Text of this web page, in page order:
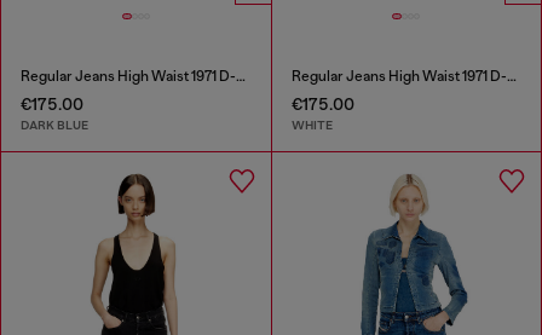
Regular Jeans High Waist 1971 D-Sent
€175.00
DARK BLUE
Regular Jeans High Waist 1971 D-Sent
€175.00
WHITE